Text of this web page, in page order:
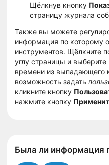
Щёлкнув кнопку
страницу журнала
Также вы можете
информация по которому
инструментов. Щёлкните
углу страницы и
времени из выпадающего
возможность задать
кликните кнопку
нажмите кнопку
Была ли информация